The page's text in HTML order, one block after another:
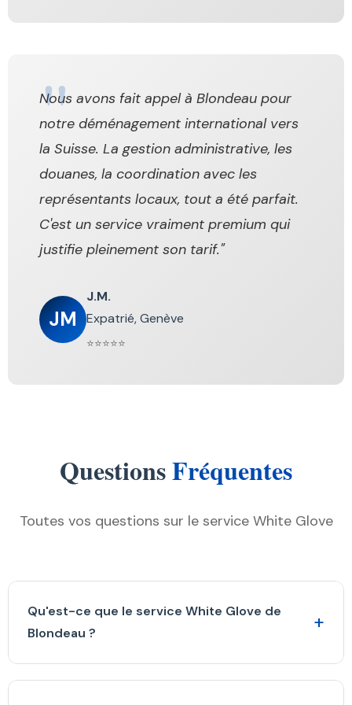
Nous avons fait appel à Blondeau pour
notre déménagement international vers
la Suisse. La gestion administrative, les
douanes, la coordination avec les
représentants locaux, tout a été parfait.
C'est un service vraiment premium qui
justifie pleinement son tarif."
JM
J.M.
Expatrié, Genève
⭐⭐⭐⭐⭐
QuestionsFréquentes
Toutes vos questions sur le service White Glove
Qu'est-ce que le service White Glove de
Blondeau ?
+